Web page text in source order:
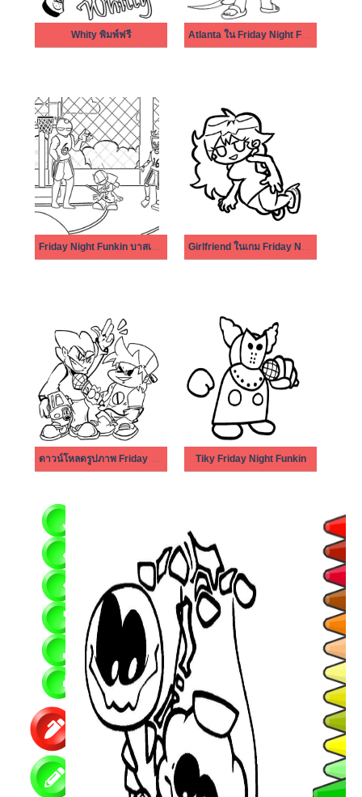
Whity พิมพ์ฟรี
Tiky Friday Night Funkin